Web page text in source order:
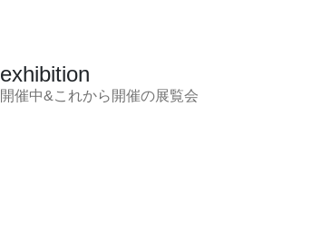
exhibition
開催中&これから開催の展覧会